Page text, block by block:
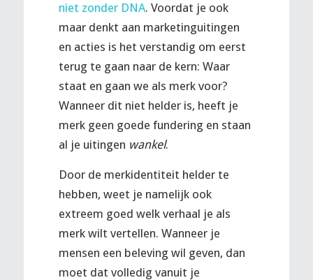
niet zonder DNA. Voordat je ook
maar denkt aan marketinguitingen
en acties is het verstandig om eerst
terug te gaan naar de kern: Waar
staat en gaan we als merk voor?
Wanneer dit niet helder is, heeft je
merk geen goede fundering en staan
al je uitingen wankel.
Door de merkidentiteit helder te
hebben, weet je namelijk ook
extreem goed welk verhaal je als
merk wilt vertellen. Wanneer je
mensen een beleving wil geven, dan
moet dat volledig vanuit je